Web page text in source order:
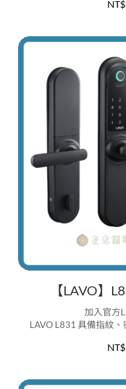
NT$
【LAVO】
加入官方
LAVO L831 具備指紋
NT$